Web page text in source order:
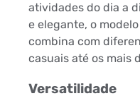
atividades do dia a
e elegante, o
combina com
casuais até os mais
Versatilidade